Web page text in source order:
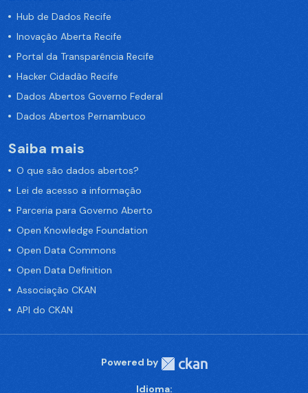
Hub de Dados Recife
Inovação Aberta Recife
Portal da Transparência Recife
Hacker Cidadão Recife
Dados Abertos Governo Federal
Dados Abertos Pernambuco
Saiba mais
O que são dados abertos?
Lei de acesso a informação
Parceria para Governo Aberto
Open Knowledge Foundation
Open Data Commons
Open Data Definition
Associação CKAN
API do CKAN
Powered by
Idioma